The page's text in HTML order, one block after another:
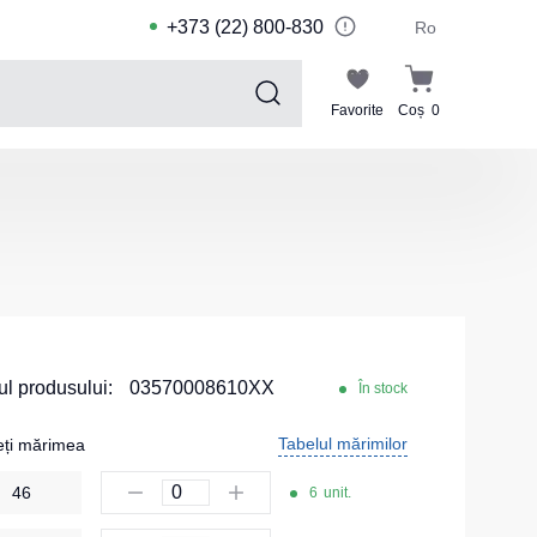
+373 (22) 800-830 Ro
Favorite Coș 0
Pantaloni scurți și leggings sport
Kituri pentru echipe
produsului: 03570008610XX În stock
mărimea Tabelul mărimilor
46 6 unit.